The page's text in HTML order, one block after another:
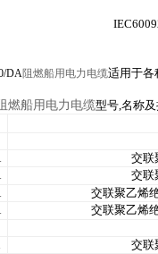
DA阻燃船用电力电缆适用于各
燃船用电力电缆型号,名称
交联
交联
交联聚乙烯
交联聚乙烯
交联